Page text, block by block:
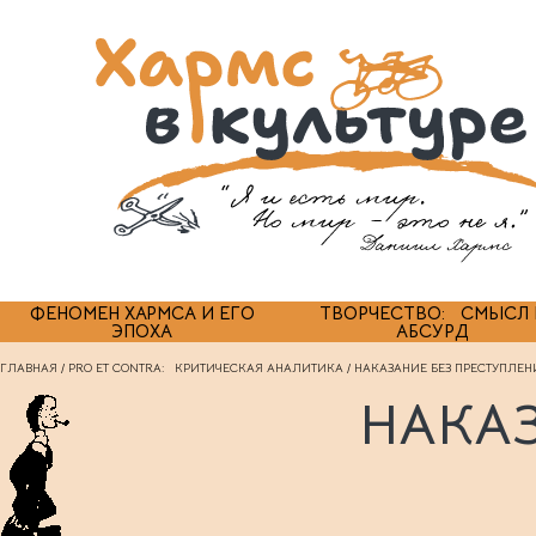
ФЕНОМЕН ХАРМСА И ЕГО
ЭПОХА
ТВОРЧЕСТВО: СМЫСЛ
АБСУРД
ГЛАВНАЯ / PRO ET CONTRA: КРИТИЧЕСКАЯ АНАЛИТИКА / НАКАЗАНИЕ БЕЗ